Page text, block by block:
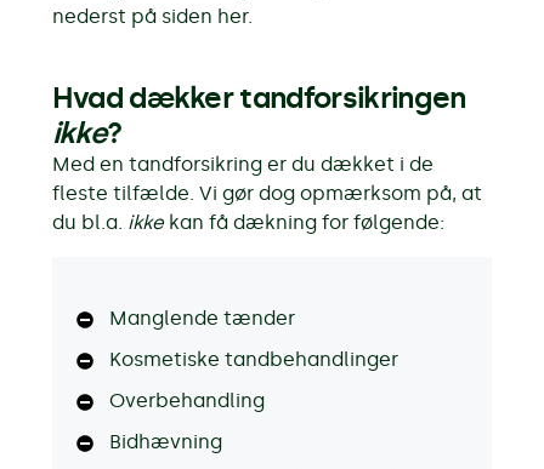
nederst på siden her.
Hvad dækker tandforsikringen
ikke?
Med en tandforsikring er du dækket i de
fleste tilfælde. Vi gør dog opmærksom på, at
du bl.a. ikkekan få dækning for følgende:
Manglende tænder
Kosmetiske tandbehandlinger
Overbehandling
Bidhævning